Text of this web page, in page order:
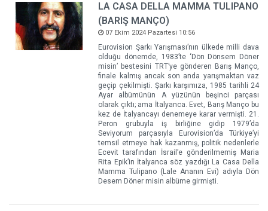
LA CASA DELLA MAMMA TULIPANO
(BARIŞ MANÇO)
07 Ekim 2024 Pazartesi 10:56
Eurovision Şarkı Yarışması’nın ülkede milli dava
olduğu dönemde, 1983’te ‘Dön Dönsem Döner
misin’ bestesini TRT’ye gönderen Barış Manço,
finale kalmış ancak son anda yarışmaktan vaz
geçip çekilmişti. Şarkı karşımıza, 1985 tarihli 24
Ayar albümünün A yüzünün beşinci parçası
olarak çıktı; ama İtalyanca. Evet, Barış Manço bu
kez de İtalyancayı denemeye karar vermişti. 21.
Peron grubuyla iş birliğine gidip 1979’da
Seviyorum parçasıyla Eurovision’da Türkiye’yi
temsil etmeye hak kazanmış, politik nedenlerle
Ecevit tarafından İsrail’e gönderilmemiş Maria
Rita Epik’in İtalyanca söz yazdığı La Casa Della
Mamma Tulipano (Lale Ananın Evi) adıyla Dön
Desem Döner misin albüme girmişti.